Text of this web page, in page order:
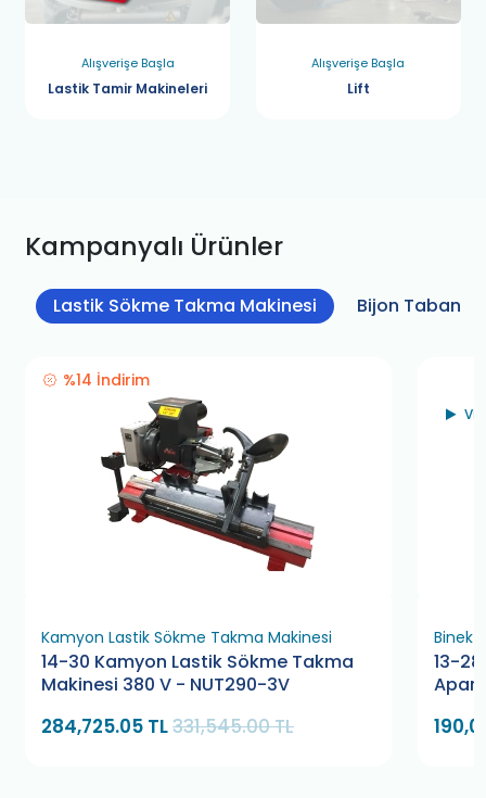
Alışverişe Başla
Lastik Tamir Makineleri
Alışverişe Başla
Lift
Kampanyalı Ürünler
Lastik Sökme Takma Makinesi Bijon
%14 İndirim
Kamyon Lastik Sökme Takma Makinesi
14-30 Kamyon Lastik Sökme Takma
Makinesi 380 V - NUT290-3V
284,725.05 TL331,545.00 TL
Binek
13-